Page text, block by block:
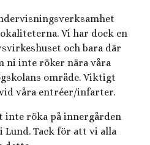
Vi har dock en
och bara där
ni inte röker nära våra
område. Viktigt
våra entréer/infarter.
röka på innergården
Tack för att vi alla